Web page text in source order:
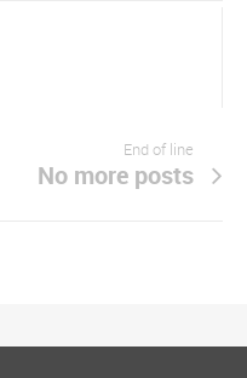
End of line
No more posts